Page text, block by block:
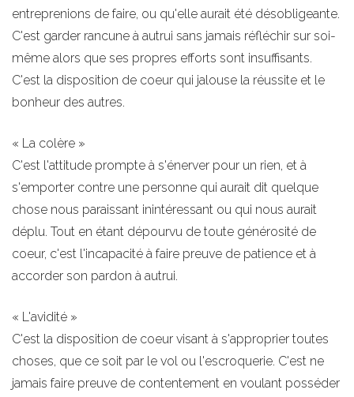
entreprenions de faire, ou qu'elle aurait été désobligeante.
C'est garder rancune à autrui sans jamais réfléchir sur soi-
même alors que ses propres efforts sont insuffisants.
C'est la disposition de coeur qui jalouse la réussite et le
bonheur des autres.
« La colère »
C'est l'attitude prompte à s'énerver pour un rien, et à
s'emporter contre une personne qui aurait dit quelque
chose nous paraissant inintéressant ou qui nous aurait
déplu. Tout en étant dépourvu de toute générosité de
coeur, c'est l'incapacité à faire preuve de patience et à
accorder son pardon à autrui.
« L'avidité »
C'est la disposition de coeur visant à s'approprier toutes
choses, que ce soit par le vol ou l'escroquerie. C'est ne
jamais faire preuve de contentement en voulant posséder